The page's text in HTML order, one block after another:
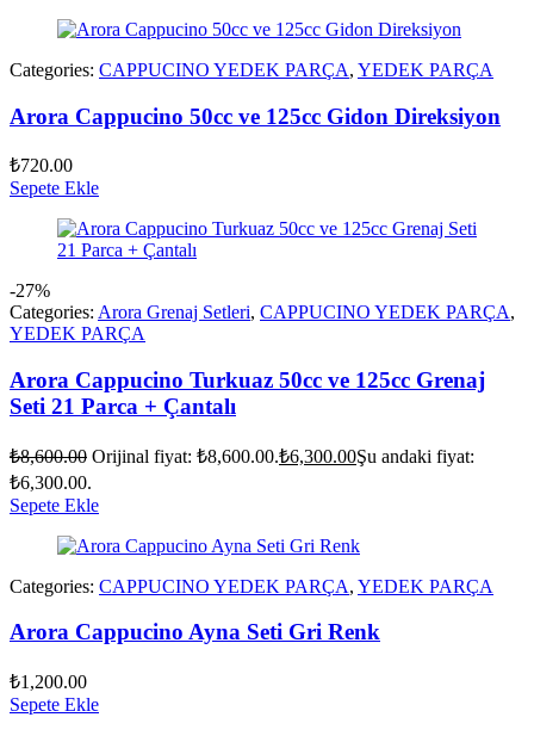
Categories: CAPPUCINO YEDEK PARÇA, YEDEK PARÇA
Arora Cappucino 50cc ve 125cc Gidon Direksiyon
₺720.00
Sepete Ekle
-27%
Categories: Arora Grenaj Setleri, CAPPUCINO YEDEK PARÇA,
YEDEK PARÇA
Arora Cappucino Turkuaz 50cc ve 125cc Grenaj
Seti 21 Parca + Çantalı
₺8,600.00 Orijinal fiyat: ₺8,600.00.₺6,300.00Şu andaki fiyat:
₺6,300.00.
Sepete Ekle
Categories: CAPPUCINO YEDEK PARÇA, YEDEK PARÇA
Arora Cappucino Ayna Seti Gri Renk
₺1,200.00
Sepete Ekle